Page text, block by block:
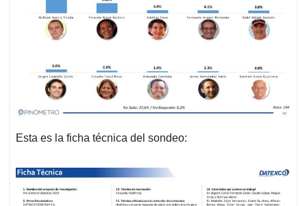
Esta es la ficha técnica del sondeo: